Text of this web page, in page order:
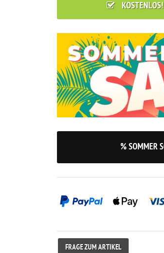
KOSTENLOS!
% SOMMER
FRAGE ZUM ARTIKEL